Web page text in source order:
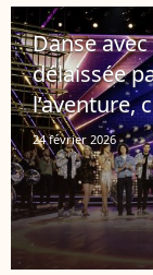
Danse
délaissée
l’aventure,
24 février 2026